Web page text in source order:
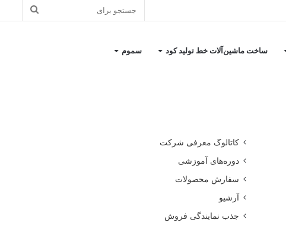
جستجو
ساخت ماشین‌آلات خط تولید کود سموم
کاتالوگ معرفی شرکت
دوره‌های آموزشی
سفارش محصولات
آرشیو
جذب نمایندگی فروش